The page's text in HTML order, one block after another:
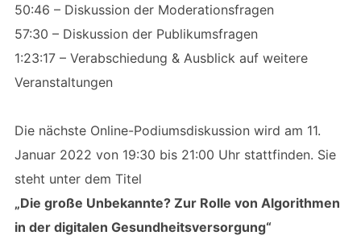
50:46 – Diskussion der Moderationsfragen
57:30 – Diskussion der Publikumsfragen
1:23:17 – Verabschiedung & Ausblick auf weitere
Veranstaltungen
Die nächste Online-Podiumsdiskussion wird am 11.
Januar 2022 von 19:30 bis 21:00 Uhr stattfinden. Sie
steht unter dem Titel
„Die große Unbekannte? Zur Rolle von Algorithmen
in der digitalen Gesundheitsversorgung“